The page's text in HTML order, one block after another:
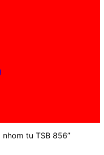
tu TSB 856”